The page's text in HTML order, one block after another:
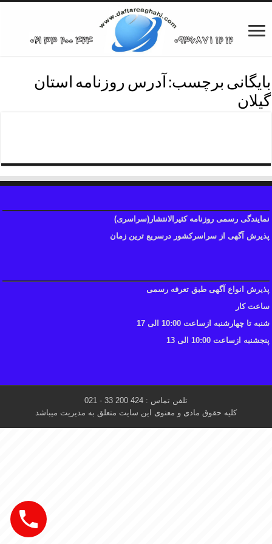
بایگانی برچسب: آدرس روزنامه استان
گیلان
نمایندگی رسمی روزنامه کثیرالانتشار(سراسری)
پذیرش آگهی از سراسرکشور درسریع ترین زمان
پذیرش انواع آگهی طبق تعرفه رسمی
ساعت کار
شنبه تا چهارشنبه ازساعت 10:00 الی 17
پنجشنبه ازساعت 10:00 الی 13
تلفن تماس : 424 200 33 - 021
کلیه حقوق مادی و معنوی این سایت متعلق به مدیریت میباشد